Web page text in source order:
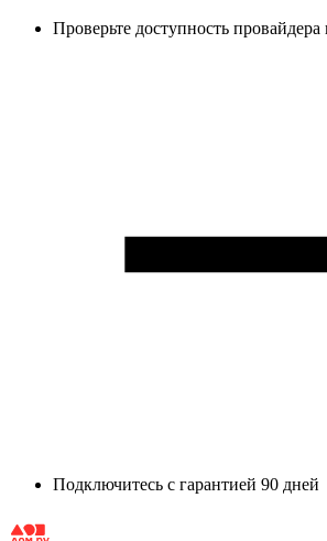
Проверьте доступность
Подключитесь с гарантией 90 дней